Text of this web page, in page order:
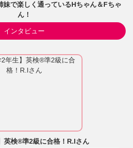
妹で楽しく通っているHちゃん＆Fちゃ
ん！
インタビュー
英検®準2級に合格！R.Iさん